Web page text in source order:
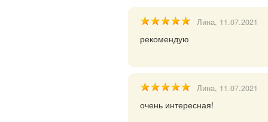
Лина, 11.07.2021
рекомендую
Лина, 11.07.2021
очень интересная!